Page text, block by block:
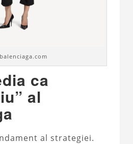
ca
al
al strategiei.